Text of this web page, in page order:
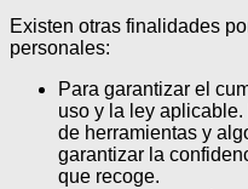
Existen otras finalidades
personales:
Para garantizar el
uso y la ley
de herramientas y
garantizar la
que recoge.